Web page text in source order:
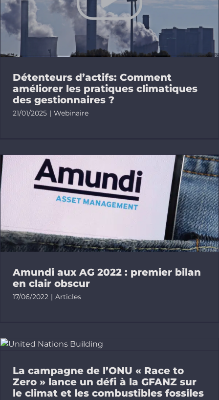
Linkedin
Faire un
Détenteurs d’actifs: Comment
améliorer les pratiques climatiques
des gestionnaires ?
21/01/2025 | Webinaire
Amundi aux AG 2022 : premier bilan
en clair obscur
17/06/2022 | Articles
La campagne de l’ONU « Race to
Zero » lance un défi à la GFANZ sur
le climat et les combustibles fossiles